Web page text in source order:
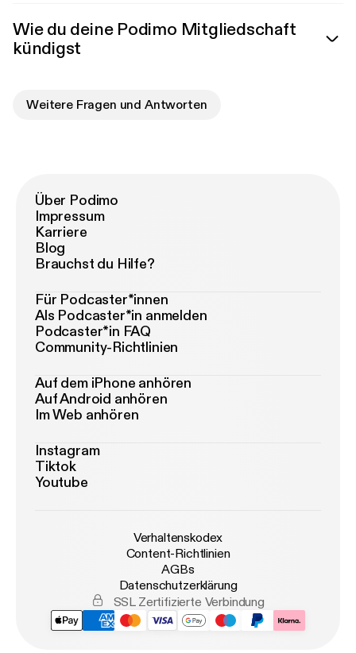
Wie du deine Podimo Mitgliedschaft
kündigst
Weitere Fragen und Antworten
Über Podimo
Impressum
Karriere
Blog
Brauchst du Hilfe?
Für Podcaster*innen
Als Podcaster*in anmelden
Podcaster*in FAQ
Community-Richtlinien
Auf dem iPhone anhören
Auf Android anhören
Im Web anhören
Instagram
Tiktok
Youtube
Verhaltenskodex
Content-Richtlinien
AGBs
Datenschutzerklärung
SSL Zertifizierte Verbindung